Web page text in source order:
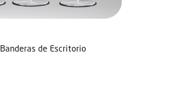
Banderas de Escritorio